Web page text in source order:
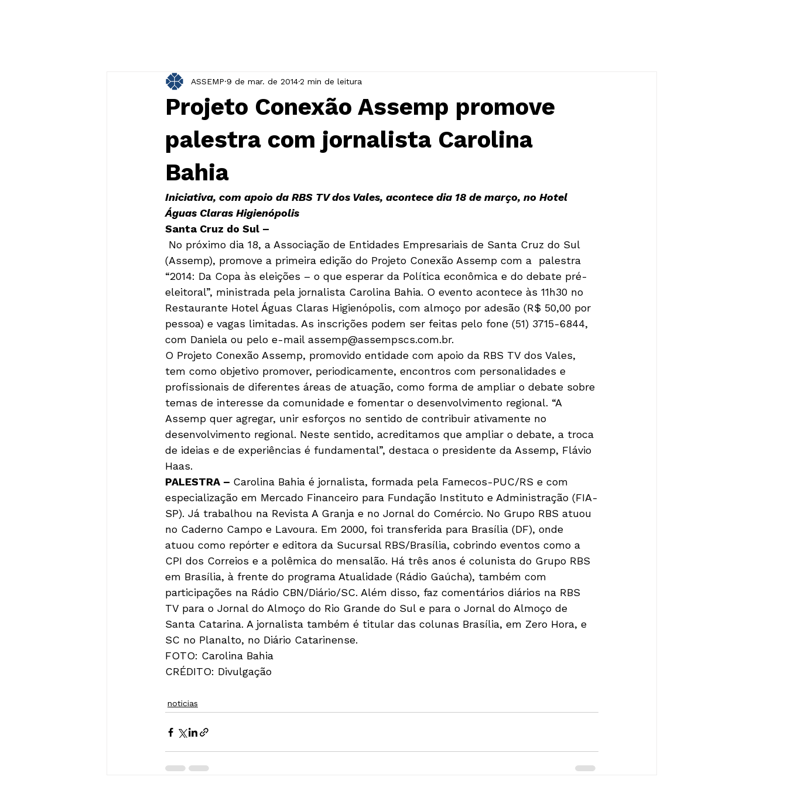
Projeto Conexão Assemp promove
palestra com jornalista Carolina
Bahia
ASSEMP 9 de mar. de 20142 min de leitura
Iniciativa, com apoio da RBS TV dos Vales, acontece dia 18 de março, no Hotel
Águas Claras Higienópolis
Santa Cruz do Sul –
(Assemp), promove a primeira edição do Projeto Conexão Assemp com a  palestra
“2014: Da Copa às eleições – o que esperar da Política econômica e do debate pré-
eleitoral”, ministrada pela jornalista Carolina Bahia. O evento acontece às 11h30 no
Restaurante Hotel Águas Claras Higienópolis, com almoço por adesão (R$ 50,00 por
pessoa) e vagas limitadas. As inscrições podem ser feitas pelo fone (51) 3715-6844,
com Daniela ou pelo e-mail assemp@assempscs.com.br.
O Projeto Conexão Assemp, promovido entidade com apoio da RBS TV dos Vales,
tem como objetivo promover, periodicamente, encontros com personalidades e
profissionais de diferentes áreas de atuação, como forma de ampliar o debate sobre
temas de interesse da comunidade e fomentar o desenvolvimento regional. “A
Assemp quer agregar, unir esforços no sentido de contribuir ativamente no
desenvolvimento regional. Neste sentido, acreditamos que ampliar o debate, a troca
de ideias e de experiências é fundamental”, destaca o presidente da Assemp, Flávio
PALESTRA – Carolina Bahia é jornalista, formada pela Famecos-PUC/RS e com
especialização em Mercado Financeiro para Fundação Instituto e Administração (FIA-
SP). Já trabalhou na Revista A Granja e no Jornal do Comércio. No Grupo RBS atuou
no Caderno Campo e Lavoura. Em 2000, foi transferida para Brasília (DF), onde
atuou como repórter e editora da Sucursal RBS/Brasília, cobrindo eventos como a
CPI dos Correios e a polêmica do mensalão. Há três anos é colunista do Grupo RBS
em Brasília, à frente do programa Atualidade (Rádio Gaúcha), também com
participações na Rádio CBN/Diário/SC. Além disso, faz comentários diários na RBS
TV para o Jornal do Almoço do Rio Grande do Sul e para o Jornal do Almoço de
Santa Catarina. A jornalista também é titular das colunas Brasília, em Zero Hora, e
SC no Planalto, no Diário Catarinense.
FOTO: Carolina Bahia
CRÉDITO: Divulgação
noticias